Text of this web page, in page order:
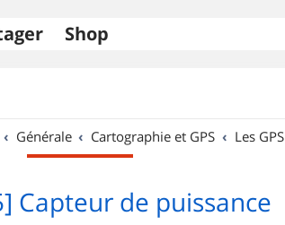
Shop
Générale Cartographie et GPS Les GPS
Capteur de puissance